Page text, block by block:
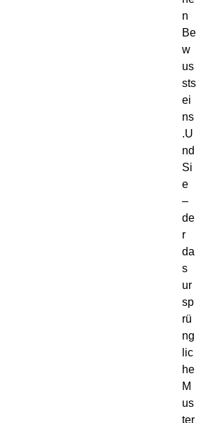
n
Be
w
us
sts
ei
ns
.U
nd
Si
e
–
de
r
da
s
ur
sp
rü
ng
lic
he
M
us
ter